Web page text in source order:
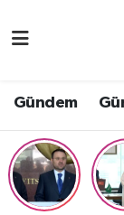
Gündem
Eğitim
Ekonomi
Nöbetçi
Namaz
Trafik